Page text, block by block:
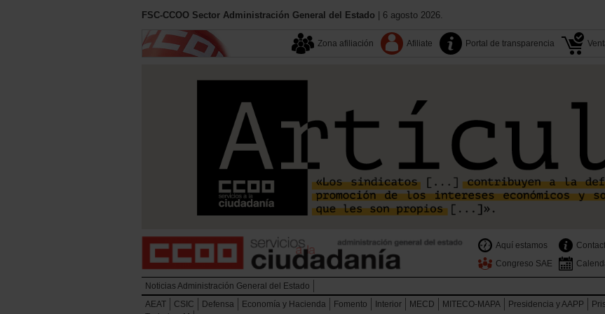
FSC-CCOO Sector Administración General del Estado | 6 agosto 2026.
Zona afiliación Afiliate Portal de transparencia
Aquí estamos
Congreso SAE
Noticias Administración General del Estado
AEAT
CSIC Defensa Economía y Hacienda Fomento Interior MECD MITECO-MAPA Presidencia y AAPP